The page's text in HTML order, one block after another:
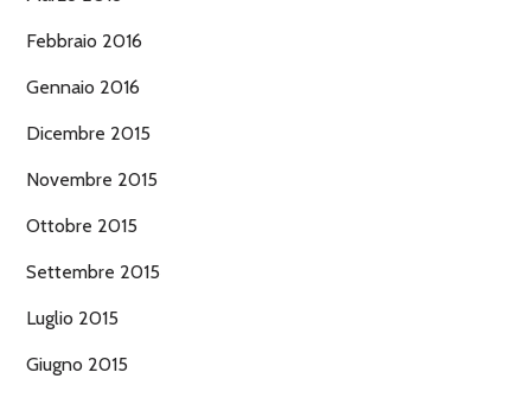
Febbraio 2016
Gennaio 2016
Dicembre 2015
Novembre 2015
Ottobre 2015
Settembre 2015
Luglio 2015
Giugno 2015